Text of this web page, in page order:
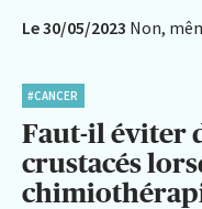
Le 30/05/2023 Non,
#CANCER
Faut-il éviter
crustacés